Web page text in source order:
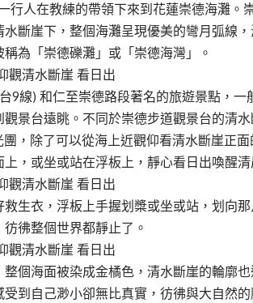
行人在教練的帶領下來到花蓮崇德海灘。
斷崖下，整個海灘呈現優美的彎月弧線
為「崇德礫灘」或「崇德海灣」。
9線) 和仁至崇德路段著名的旅遊景點，
景台遠眺。不同於崇德步道觀景台的清
，除了可以從海上近觀仰看清水斷崖正
，或坐或站在浮板上，靜心看日出喚醒清
生衣，浮板上手握划槳或坐或站，划向
彿整個世界都靜止了。
個海面被染成金橘色，清水斷崖的輪廓
到自己渺小卻無比真實，彷彿與大自然的